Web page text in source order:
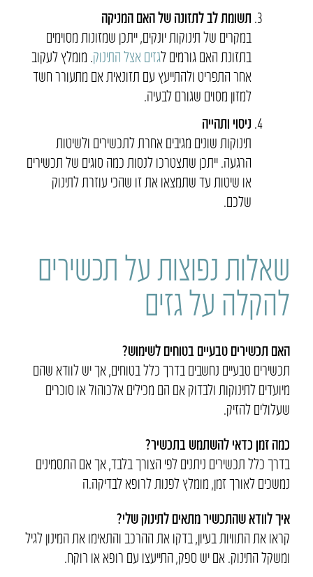
תשומת לב לתזונה של האם המניקה
במקרים של תינוקות יונקים, ייתכן שמזונות מסוימים
בתזונת האם גורמים לגזים אצל התינוק. מומלץ לעקוב
אחר התפריט ולהתייעץ עם תזונאית אם מתעורר חשד
למזון מסוים שגורם לבעיה.
ניסוי ותהייה
תינוקות שונים מגיבים אחרת לתכשירים ולשיטות
הרגעה. ייתכן שתצטרכו לנסות כמה סוגים של תכשירים
או שיטות עד שתמצאו את זו שהכי עוזרת לתינוק
שלכם.
שאלות נפוצות על תכשירים
להקלה על גזים
האם תכשירים טבעיים בטוחים לשימוש?
תכשירים טבעיים נחשבים בדרך כלל בטוחים, אך יש לוודא שהם
מיועדים לתינוקות ולבדוק אם הם מכילים אלכוהול או סוכרים
שעלולים להזיק.
כמה זמן כדאי להשתמש בתכשיר?
בדרך כלל תכשירים ניתנים לפי הצורך בלבד, אך אם התסמינים
נמשכים לאורך זמן, מומלץ לפנות לרופא לבדיקה.ה
איך לוודא שהתכשיר מתאים לתינוק שלי?
קראו את התוויות בעיון, בדקו את ההרכב והתאימו את המינון לגיל
ומשקל התינוק. אם יש ספק, התייעצו עם רופא או רוקח.